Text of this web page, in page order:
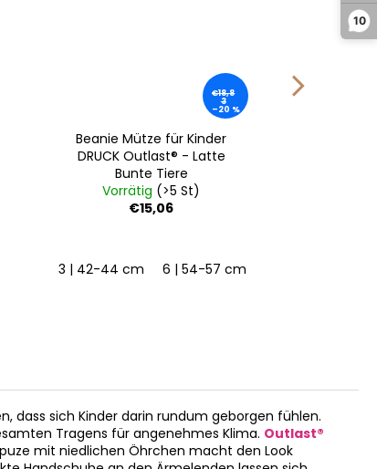
10
€18,8
3
–20 %
Beanie Mütze für Kinder
DRUCK Outlast® - Latte
Bunte Tiere
Vorrätig (>5 St)
€15,06
3 | 42-44 cm 6 | 54-57 cm
dass sich Kinder darin rundum geborgen fühlen.
Tragens für angenehmes Klima. Outlast®
mit niedlichen Öhrchen macht den Look